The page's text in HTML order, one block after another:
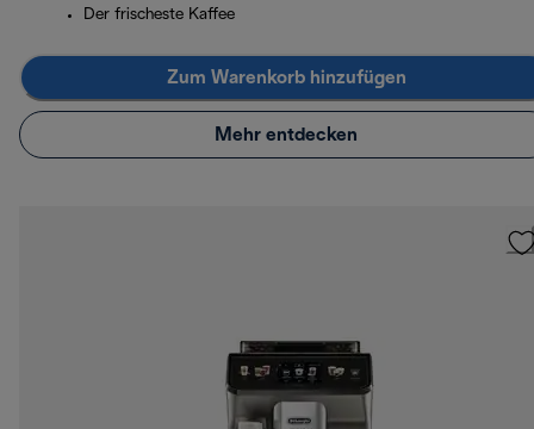
Der frischeste Kaffee
Zum Warenkorb hinzufügen
Mehr entdecken